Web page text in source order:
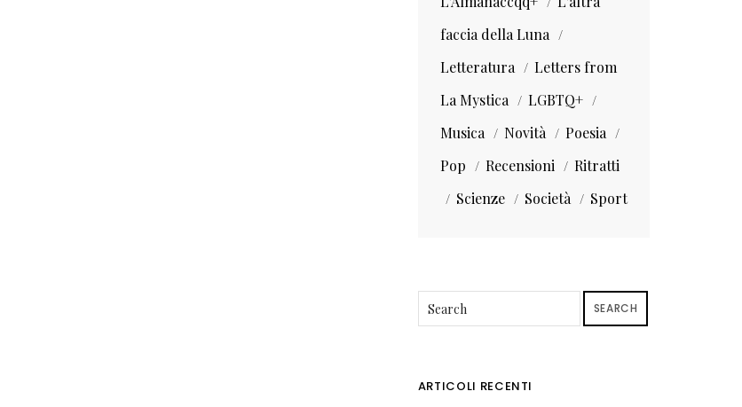
faccia della Luna
Letteratura
Letters from
La Mystica
LGBTQ+
Musica
Novità
Poesia
Pop
Recensioni
Ritratti
Scienze
Società Sport
SEARCH
ARTICOLI RECENTI